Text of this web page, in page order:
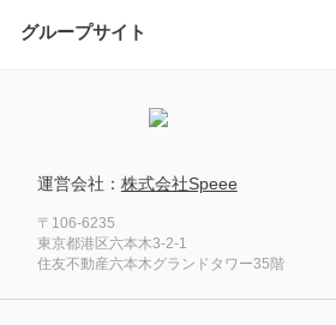
グループサイト
運営会社： 株式会社Speee
〒106-6235
東京都港区六本木3-2-1
住友不動産六本木グランドタワー35階